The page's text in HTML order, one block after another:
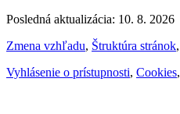
Posledná aktualizácia: 10. 8. 2026
Zmena vzhľadu, Štruktúra stránok,
Vyhlásenie o prístupnosti, Cookies,